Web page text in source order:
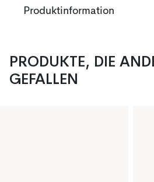
Produktinformation
PRODUKTE, DIE
GEFALLEN